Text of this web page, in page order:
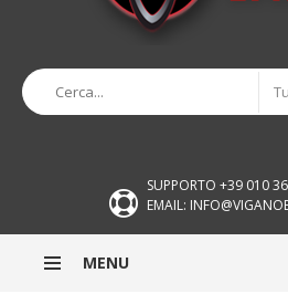
SUPPORTO +39 010
EMAIL:
MENU